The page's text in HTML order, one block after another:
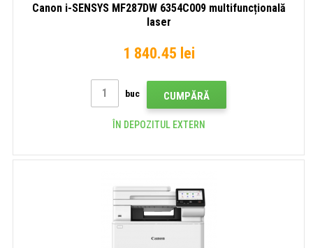
Canon i-SENSYS MF287DW 6354C009 multifuncțională
laser
1 840.45 lei
buc CUMPĂRĂ
ÎN DEPOZITUL EXTERN